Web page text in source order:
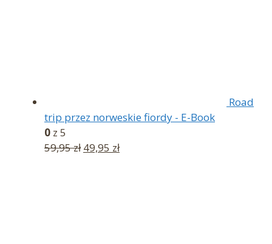
Road
trip przez norweskie fiordy - E-Book
0 z 5
59,95zł Pierwotna
49,95 złAktualna